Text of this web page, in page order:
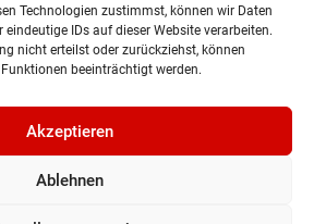
Technologien zustimmst, können wir Daten
IDs auf dieser Website verarbeiten.
nicht erteilst oder zurückziehst, können
beeinträchtigt werden.
Akzeptieren
Ablehnen
und SportwagenhandelsgmbH.
vorbehalten |